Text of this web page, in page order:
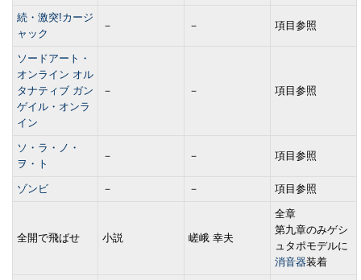
続・激突!カージ
ャック
－ － 項目参照
ソードアート・
オンライン オル
タナティブ ガン
ゲイル・オンラ
イン
－ － 項目参照
ソ・ラ・ノ・
ヲ・ト
－ － 項目参照
ゾンビ － － 項目参照
全開で飛ばせ 小説 嵯峨 幸夫
全章
第九章のみゲシ
ュタポモデルに
消音器装着